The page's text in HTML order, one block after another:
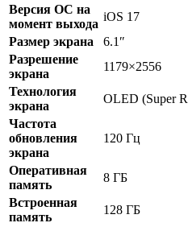
Версия ОС на
момент выхода
iOS 17
Размер экрана
6.1″
Разрешение
экрана
1179×2556
Технология
экрана
OLED (Super
Частота
обновления
экрана
120 Гц
Оперативная
память
8 ГБ
Встроенная
память
128 ГБ